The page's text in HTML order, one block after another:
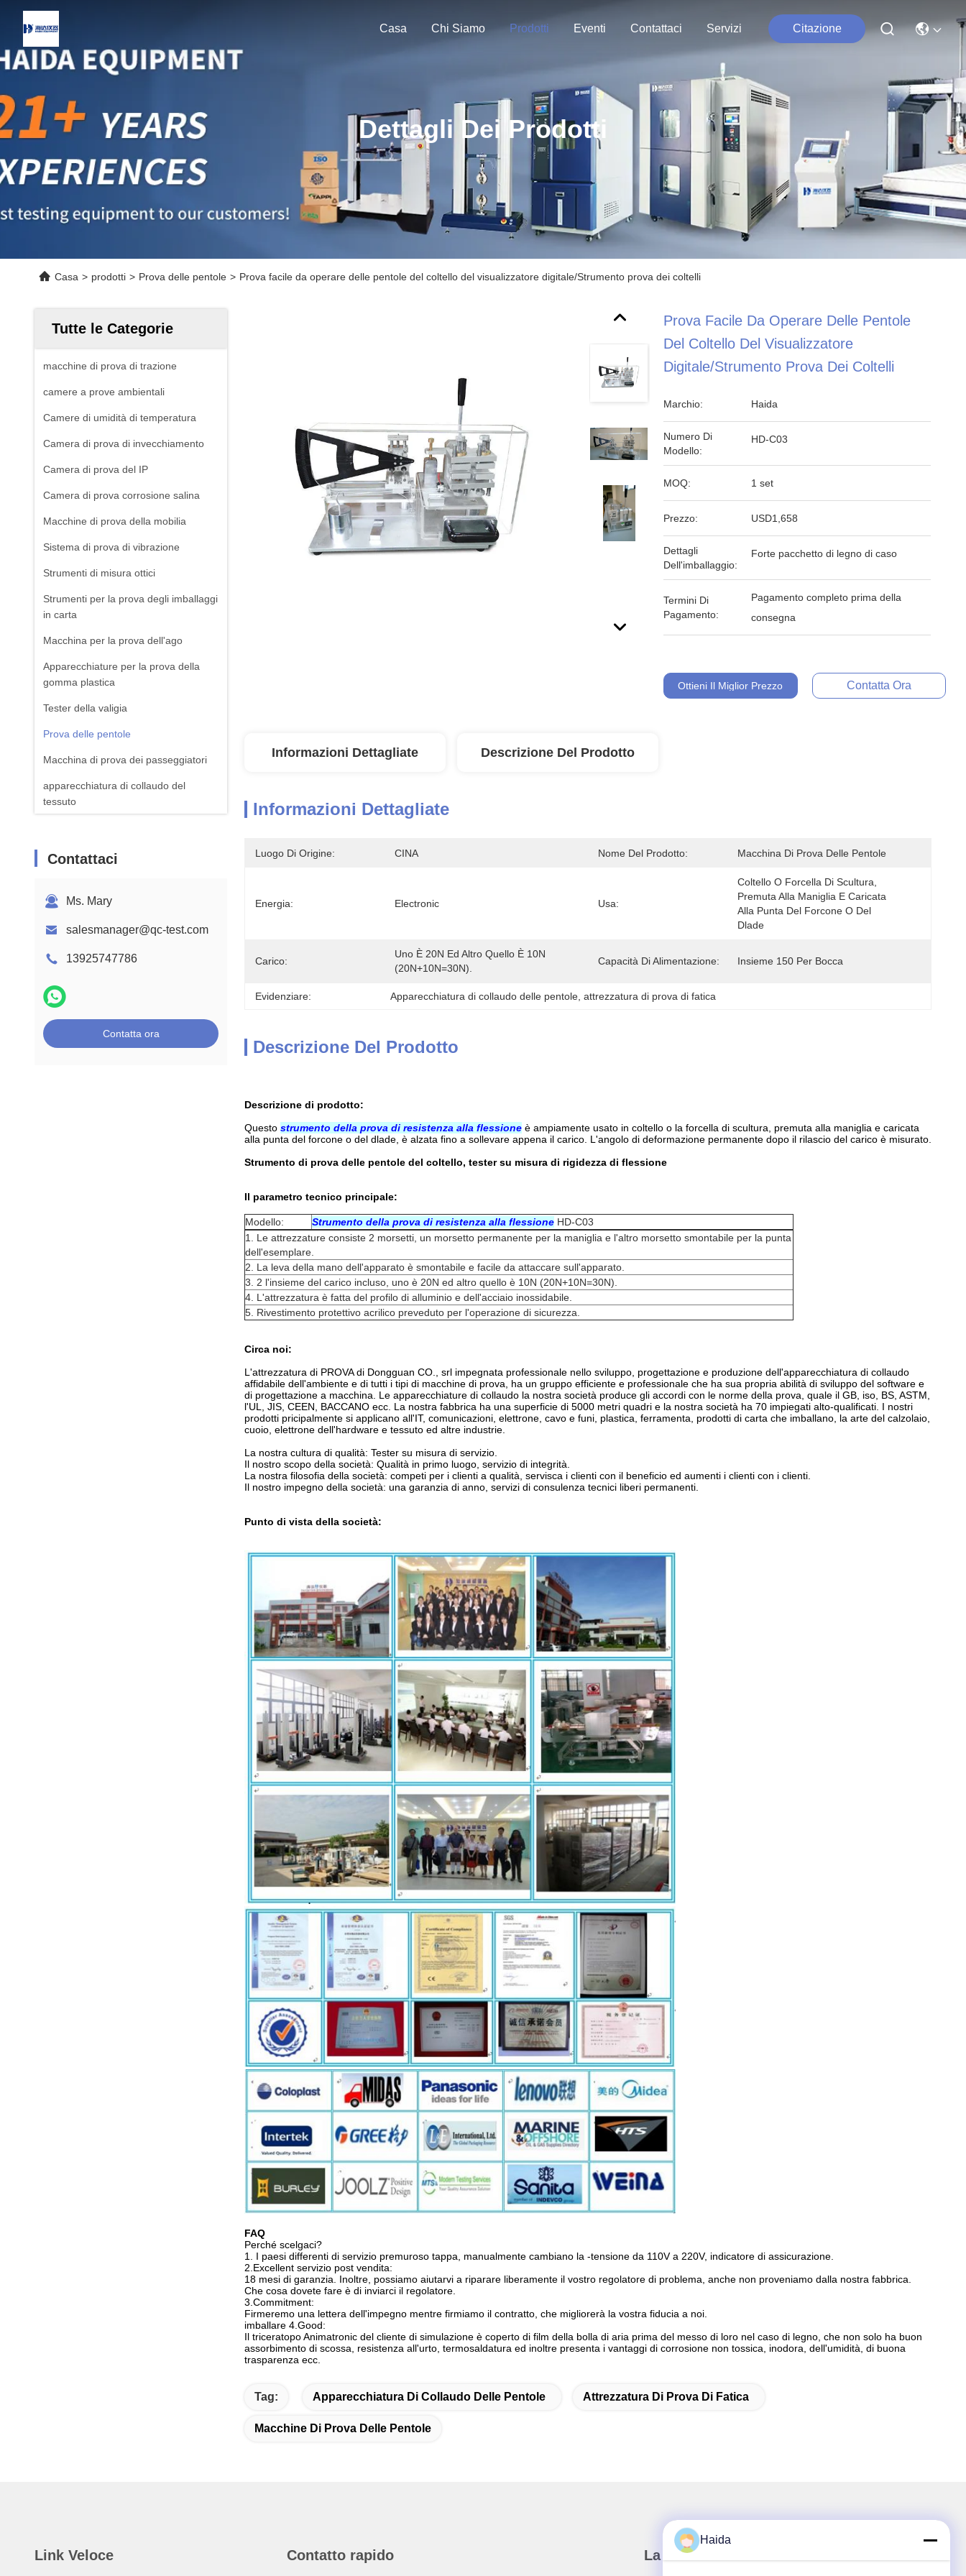
Casa Chi Siamo Prodotti Eventi Contattaci Servizi Citazione
Dettagli Dei Prodotti
Casa > prodotti > Prova delle pentole > Prova facile da operare delle pentole del coltello del visualizzatore digitale/Strumento prova dei coltelli
Tutte le Categorie
macchine di prova di trazione
camere a prove ambientali
Camere di umidità di temperatura
Camera di prova di invecchiamento
Camera di prova del IP
Camera di prova corrosione salina
Macchine di prova della mobilia
Sistema di prova di vibrazione
Strumenti di misura ottici
Strumenti per la prova degli imballaggi
in carta
Macchina per la prova dell'ago
Apparecchiature per la prova della
gomma plastica
Tester della valigia
Prova delle pentole
Macchina di prova dei passeggiatori
apparecchiatura di collaudo del
tessuto
Attrezzatura per il test della batteria
Apparecchiature per la prova
Contattaci
Ms. Mary
salesmanager@qc-test.com
13925747786
Contatta ora
Prova Facile Da Operare Delle Pentole
Del Coltello Del Visualizzatore
Digitale/Strumento Prova Dei Coltelli
Marchio: Haida
Numero Di
Modello:
HD-C03
MOQ: 1 set
Prezzo: USD1,658
Dettagli
Dell'imballaggio:
Forte pacchetto di legno di caso
Termini Di
Pagamento:
Pagamento completo prima della
consegna
Ottieni Il Miglior Prezzo Contatta Ora
Informazioni Dettagliate Descrizione Del Prodotto
Informazioni Dettagliate
Luogo Di Origine: CINA Nome Del Prodotto: Macchina Di Prova Delle Pentole
Energia: Electronic Usa:
Coltello O Forcella Di Scultura,
Premuta Alla Maniglia E Caricata
Alla Punta Del Forcone O Del
Dlade
Carico:
Uno È 20N Ed Altro Quello È 10N
(20N+10N=30N).
Capacità Di Alimentazione: Insieme 150 Per Bocca
Evidenziare: Apparecchiatura di collaudo delle pentole , attrezzatura di prova di fatica
Descrizione Del Prodotto
Descrizione di prodotto:
Questo strumento della prova di resistenza alla flessione è ampiamente usato in coltello o la forcella di scultura, premuta alla maniglia e caricata
alla punta del forcone o del dlade, è alzata fino a sollevare appena il carico. L'angolo di deformazione permanente dopo il rilascio del carico è misurato.
Strumento di prova delle pentole del coltello, tester su misura di rigidezza di flessione
Il parametro tecnico principale:
Modello: Strumento della prova di resistenza alla flessione HD-C03
1. Le attrezzature consiste 2 morsetti, un morsetto permanente per la maniglia e l'altro morsetto smontabile per la punta
dell'esemplare.
2. La leva della mano dell'apparato è smontabile e facile da attaccare sull'apparato.
3. 2 l'insieme del carico incluso, uno è 20N ed altro quello è 10N (20N+10N=30N).
4. L'attrezzatura è fatta del profilo di alluminio e dell'acciaio inossidabile.
5. Rivestimento protettivo acrilico preveduto per l'operazione di sicurezza.
Circa noi:
L'attrezzatura di PROVA di Dongguan CO., srl impegnata professionale nello sviluppo, progettazione e produzione dell'apparecchiatura di collaudo
affidabile dell'ambiente e di tutti i tipi di macchine di prova, ha un gruppo efficiente e professionale che ha sua propria abilità di sviluppo del software e
di progettazione a macchina. Le apparecchiature di collaudo la nostra società produce gli accordi con le norme della prova, quale il GB, iso, BS, ASTM,
l'UL, JIS, CEEN, BACCANO ecc. La nostra fabbrica ha una superficie di 5000 metri quadri e la nostra società ha 70 impiegati alto-qualificati. I nostri
prodotti pricipalmente si applicano all'IT, comunicazioni, elettrone, cavo e funi, plastica, ferramenta, prodotti di carta che imballano, la arte del calzolaio,
cuoio, elettrone dell'hardware e tessuto ed altre industrie.
La nostra cultura di qualità: Tester su misura di servizio.
Il nostro scopo della società: Qualità in primo luogo, servizio di integrità.
La nostra filosofia della società: competi per i clienti a qualità, servisca i clienti con il beneficio ed aumenti i clienti con i clienti.
Il nostro impegno della società: una garanzia di anno, servizi di consulenza tecnici liberi permanenti.
Punto di vista della società:
FAQ
Perché scelgaci?
1. I paesi differenti di servizio premuroso tappa, manualmente cambiano la -tensione da 110V a 220V, indicatore di assicurazione.
2.Excellent servizio post vendita:
18 mesi di garanzia. Inoltre, possiamo aiutarvi a riparare liberamente il vostro regolatore di problema, anche non proveniamo dalla nostra fabbrica.
Che cosa dovete fare è di inviarci il regolatore.
3.Commitment:
Firmeremo una lettera dell'impegno mentre firmiamo il contratto, che migliorerà la vostra fiducia a noi.
imballare 4.Good:
Il triceratopo Animatronic del cliente di simulazione è coperto di film della bolla di aria prima del messo di loro nel caso di legno, che non solo ha buon
assorbimento di scossa, resistenza all'urto, termosaldatura ed inoltre presenta i vantaggi di corrosione non tossica, inodora, dell'umidità, di buona
trasparenza ecc.
Tag: Apparecchiatura Di Collaudo Delle Pentole Attrezzatura Di Prova Di Fatica
Macchine Di Prova Delle Pentole
Link Veloce Contatto rapido La nostra newsletter
Haida